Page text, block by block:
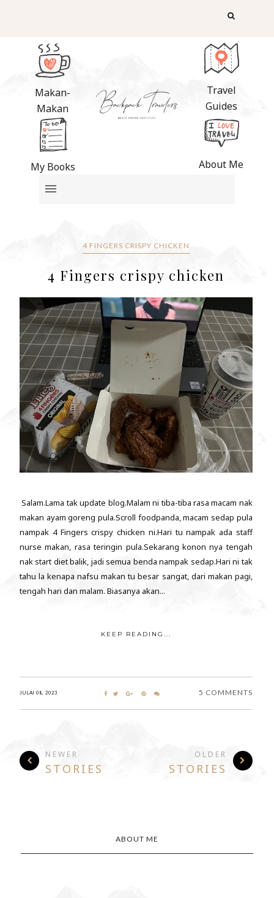
Makan-
Makan
My Books
Travel
Guides
About Me
4 FINGERS CRISPY CHICKEN
4 Fingers crispy chicken
Salam.Lama tak update blog.Malam ni tiba-tiba rasa macam nak
makan ayam goreng pula.Scroll foodpanda, macam sedap pula
nampak 4 Fingers crispy chicken ni.Hari tu nampak ada staff
nurse makan, rasa teringin pula.Sekarang konon nya tengah
nak start diet balik, jadi semua benda nampak sedap.Hari ni tak
tahu la kenapa nafsu makan tu besar sangat, dari makan pagi,
tengah hari dan malam. Biasanya akan...
KEEP READING...
JULAI 08, 2023 5 COMMENTS
NEWER
STORIES
OLDER
STORIES
ABOUT ME